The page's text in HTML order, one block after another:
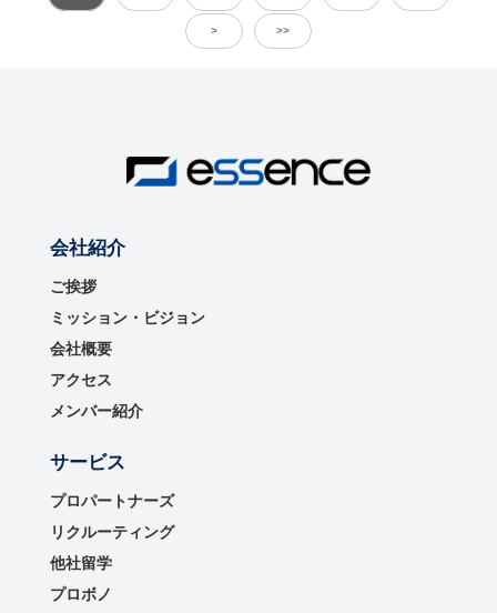
> >>
会社紹介
ご挨拶
ミッション・ビジョン
会社概要
アクセス
メンバー紹介
サービス
プロパートナーズ
リクルーティング
他社留学
プロボノ